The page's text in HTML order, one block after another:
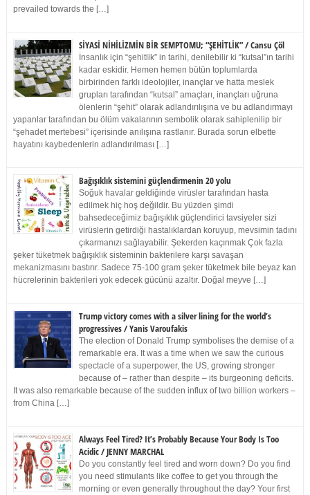
prevailed towards the […]
SİYASİ NİHİLİZMİN BİR SEMPTOMU; “ŞEHİTLİK” / Cansu Çöl
İnsanlık için “şehitlik” in tarihi, denilebilir ki “kutsal”ın tarihi
kadar eskidir. Hemen hemen bütün toplumlarda
birbirinden farklı ideolojiler, inançlar ve hatta meslek
grupları tarafından “kutsal” amaçları, inançları uğruna
ölenlerin “şehit” olarak adlandırılışına ve bu adlandırmayı
yapanlar tarafından bu ölüm vakalarının sembolik olarak sahiplenilip bir
“şehadet mertebesi” içerisinde anılışına rastlanır. Burada sorun elbette
hayatını kaybedenlerin adlandırılması […]
Bağışıklık sistemini güçlendirmenin 20 yolu
Soğuk havalar geldiğinde virüsler tarafından hasta
edilmek hiç hoş değildir. Bu yüzden şimdi
bahsedeceğimiz bağışıklık güçlendirici tavsiyeler sizi
virüslerin getirdiği hastalıklardan koruyup, mevsimin tadını
çıkarmanızı sağlayabilir. Şekerden kaçınmak Çok fazla
şeker tüketmek bağışıklık sisteminin bakterilere karşı savaşan
mekanizmasını bastırır. Sadece 75-100 gram şeker tüketmek bile beyaz kan
hücrelerinin bakterileri yok edecek gücünü azaltır. Doğal meyve […]
Trump victory comes with a silver lining for the world’s
progressives / Yanis Varoufakis
The election of Donald Trump symbolises the demise of a
remarkable era. It was a time when we saw the curious
spectacle of a superpower, the US, growing stronger
because of – rather than despite – its burgeoning deficits.
It was also remarkable because of the sudden influx of two billion workers –
from China […]
Always Feel Tired? It’s Probably Because Your Body Is Too
Acidic / JENNY MARCHAL
Do you constantly feel tired and worn down? Do you find
you need stimulants like coffee to get you through the
morning or even generally throughout the day? Your first